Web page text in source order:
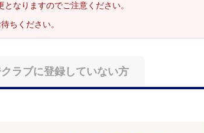
なりますのでご注意ください。
ちください。
ラブに登録していない方